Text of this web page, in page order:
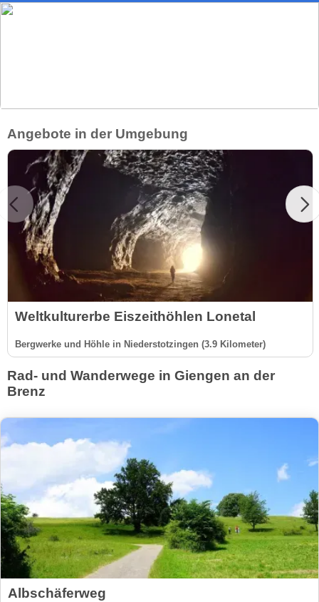
Angebote in der Umgebung
Weltkulturerbe Eiszeithöhlen Lonetal
Bergwerke und Höhle in Niederstotzingen (3.9 Kilometer)
Rad- und Wanderwege in Giengen an der
Brenz
Albschäferweg